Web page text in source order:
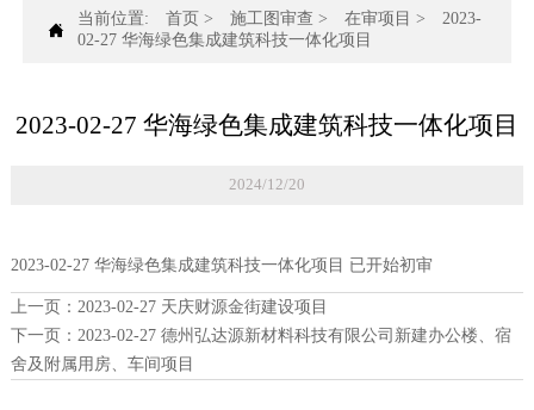

当前位置: 首页 > 施工图审查 > 在审项目 >
2023-
02-27 华海绿色集成建筑科技一体化项目
2023-02-27 华海绿色集成建筑科技一体化项目
2024/12/20
2023-02-27 华海绿色集成建筑科技一体化项目 已开始初审
上一页： 2023-02-27 天庆财源金街建设项目
下一页： 2023-02-27 德州弘达源新材料科技有限公司新建办公楼、宿
舍及附属用房、车间项目